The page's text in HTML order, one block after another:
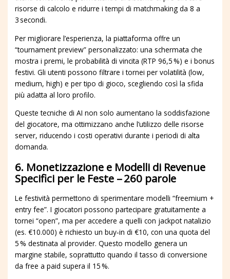
risorse di calcolo e ridurre i tempi di matchmaking da 8 a
3 secondi.
Per migliorare l’esperienza, la piattaforma offre un
“tournament preview” personalizzato: una schermata che
mostra i premi, le probabilità di vincita (RTP 96,5 %) e i bonus
festivi. Gli utenti possono filtrare i tornei per volatilità (low,
medium, high) e per tipo di gioco, scegliendo così la sfida
più adatta al loro profilo.
Queste tecniche di AI non solo aumentano la soddisfazione
del giocatore, ma ottimizzano anche l’utilizzo delle risorse
server, riducendo i costi operativi durante i periodi di alta
domanda.
6. Monetizzazione e Modelli di Revenue
Specifici per le Feste – 260 parole
Le festività permettono di sperimentare modelli “freemium +
entry fee”. I giocatori possono partecipare gratuitamente a
tornei “open”, ma per accedere a quelli con jackpot natalizio
(es. €10.000) è richiesto un buy‑in di €10, con una quota del
5 % destinata al provider. Questo modello genera un
margine stabile, soprattutto quando il tasso di conversione
da free a paid supera il 15 %.